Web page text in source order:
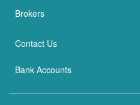
Brokers
Contact Us
Bank Accounts